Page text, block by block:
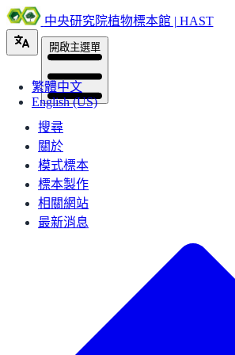
中央研究院植物標本館 | HAST
繁體中文
English (US)
開啟主選單
搜尋
關於
模式標本
標本製作
相關網站
最新消息